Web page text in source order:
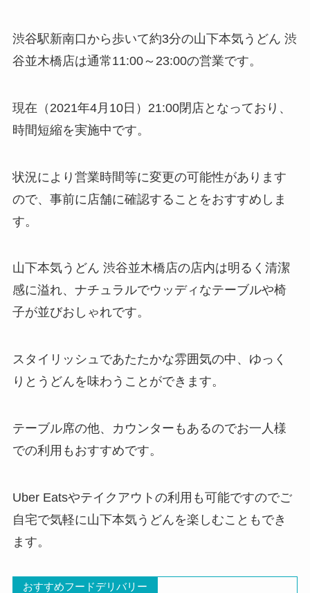
渋谷駅新南口から歩いて約3分の山下本気うどん 渋
谷並木橋店は通常11:00～23:00の営業です。
現在（2021年4月10日）21:00閉店となっており、
時間短縮を実施中です。
状況により営業時間等に変更の可能性があります
ので、事前に店舗に確認することをおすすめしま
す。
山下本気うどん 渋谷並木橋店の店内は明るく清潔
感に溢れ、ナチュラルでウッディなテーブルや椅
子が並びおしゃれです。
スタイリッシュであたたかな雰囲気の中、ゆっく
りとうどんを味わうことができます。
テーブル席の他、カウンターもあるのでお一人様
での利用もおすすめです。
Uber Eatsやテイクアウトの利用も可能ですのでご
自宅で気軽に山下本気うどんを楽しむこともでき
ます。
おすすめフードデリバリー